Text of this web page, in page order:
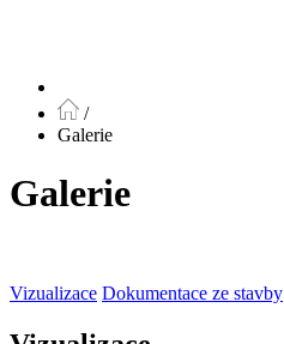
/
Galerie
Galerie
Vizualizace Dokumentace ze stavby